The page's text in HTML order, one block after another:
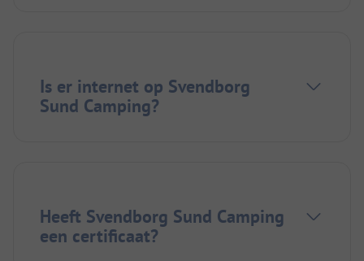
Is er internet op Svendborg
Sund Camping?
Heeft Svendborg Sund Camping
een certificaat?